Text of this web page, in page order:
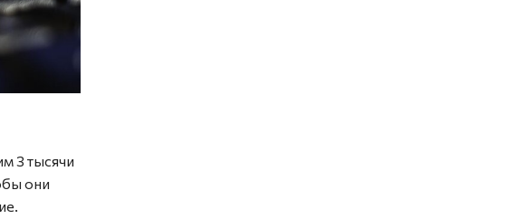
3 тысячи
они